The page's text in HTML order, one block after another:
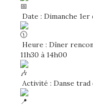
Date : Dimanche 1er
Heure : Dîner
11h30 à 14h00
Activité : Danse trad